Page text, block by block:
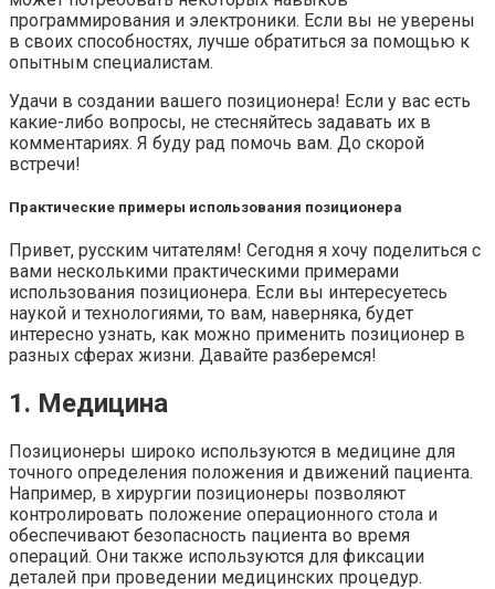
программирования и электроники. Если вы не уверены
в своих способностях, лучше обратиться за помощью к
опытным специалистам.
Удачи в создании вашего позиционера! Если у вас есть
какие-либо вопросы, не стесняйтесь задавать их в
комментариях. Я буду рад помочь вам. До скорой
встречи!
Практические примеры использования позиционера
Привет, русским читателям! Сегодня я хочу поделиться с
вами несколькими практическими примерами
использования позиционера. Если вы интересуетесь
наукой и технологиями, то вам, наверняка, будет
интересно узнать, как можно применить позиционер в
разных сферах жизни. Давайте разберемся!
1. Медицина
Позиционеры широко используются в медицине для
точного определения положения и движений пациента.
Например, в хирургии позиционеры позволяют
контролировать положение операционного стола и
обеспечивают безопасность пациента во время
операций. Они также используются для фиксации
деталей при проведении медицинских процедур.